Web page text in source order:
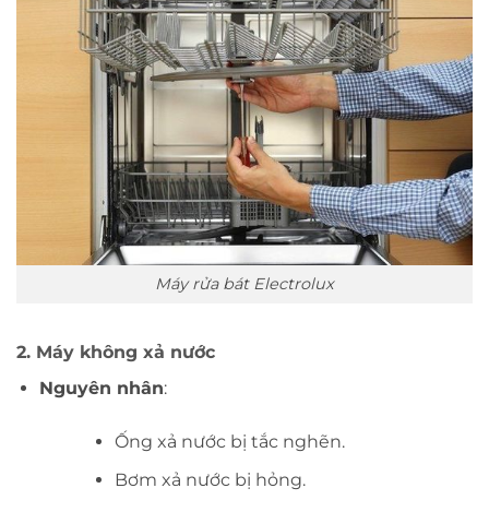
Máy rửa bát Electrolux
2. Máy không xả nước
Nguyên nhân:
Ống xả nước bị tắc nghẽn.
Bơm xả nước bị hỏng.